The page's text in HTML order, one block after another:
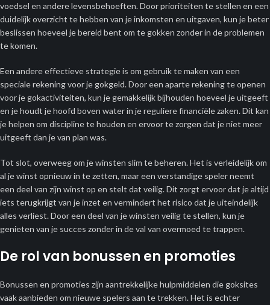
voedsel en andere levensbehoeften. Door prioriteiten te stellen en een
duidelijk overzicht te hebben van je inkomsten en uitgaven, kun je beter
beslissen hoeveel je bereid bent om te gokken zonder in de problemen
te komen.
Een andere effectieve strategie is om gebruik te maken van een
speciale rekening voor je gokgeld. Door een aparte rekening te openen
voor je gokactiviteiten, kun je gemakkelijk bijhouden hoeveel je uitgeeft
en je houdt je hoofd boven water in je reguliere financiële zaken. Dit kan
je helpen om discipline te houden en ervoor te zorgen dat je niet meer
uitgeeft dan je van plan was.
Tot slot, overweeg om je winsten slim te beheren. Het is verleidelijk om
al je winst opnieuw in te zetten, maar een verstandige speler neemt
een deel van zijn winst op en stelt dat veilig. Dit zorgt ervoor dat je altijd
iets terugkrijgt van je inzet en vermindert het risico dat je uiteindelijk
alles verliest. Door een deel van je winsten veilig te stellen, kun je
genieten van je succes zonder in de val van overmoed te trappen.
De rol van bonussen en promoties
Bonussen en promoties zijn aantrekkelijke hulpmiddelen die goksites
vaak aanbieden om nieuwe spelers aan te trekken. Het is echter